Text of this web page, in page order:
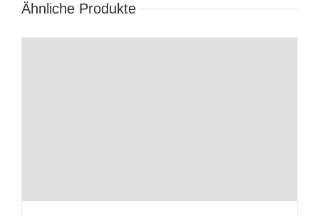
Ähnliche Produkte